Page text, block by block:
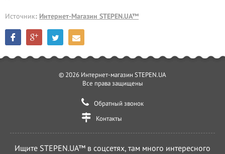
Источник: Интернет-Магазин STEPEN.UA™
© 2026 Интернет-магазин STEPEN.UA
Все права защищены
Обратный звонок
Контакты
Ищите STEPEN.UA™ в соцсетях, там много интересного